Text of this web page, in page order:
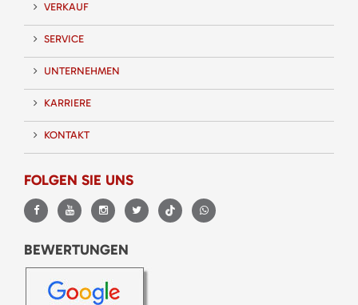
VERKAUF
SERVICE
UNTERNEHMEN
KARRIERE
KONTAKT
FOLGEN SIE UNS
BEWERTUNGEN